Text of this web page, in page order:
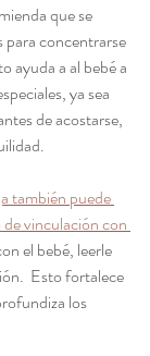
que se
para concentrarse
ayuda a al bebé a
ya sea
de acostarse,
también puede
vinculación con
el bebé, leerle
Esto fortalece
los